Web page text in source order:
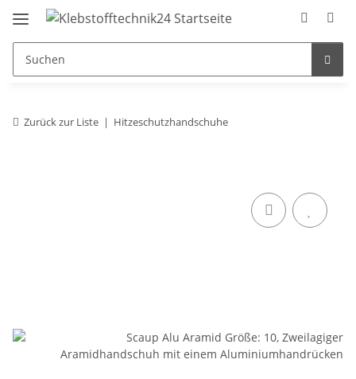
Zurück zur Liste Hitzeschutzhandschuhe